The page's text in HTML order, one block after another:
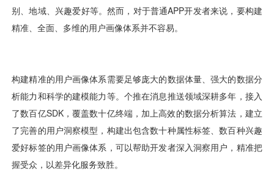
AI应用工坊
一键认证
营销数盘
城市治理
银行数字化
智能风控
我的开发者中心
公司简介
加入我们